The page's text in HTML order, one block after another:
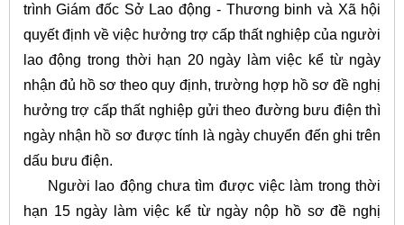
trình Giám đốc Sở Lao động - Thương binh và Xã hội
quyết định về việc hưởng trợ cấp thất nghiệp của người
lao động trong thời hạn 20 ngày làm việc kể từ ngày
nhận đủ hồ sơ theo quy định, trường hợp hồ sơ đề nghị
hưởng trợ cấp thất nghiệp gửi theo đường bưu điện thì
ngày nhận hồ sơ được tính là ngày chuyển đến ghi trên
dấu bưu điện.
Người lao động chưa tìm được việc làm trong thời
hạn 15 ngày làm việc kể từ ngày nộp hồ sơ đề nghị